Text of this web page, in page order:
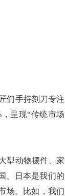
们手持刻刀专注
呈现“传统市场
型动物摆件、家
、日本是我们的
场。比如，我们